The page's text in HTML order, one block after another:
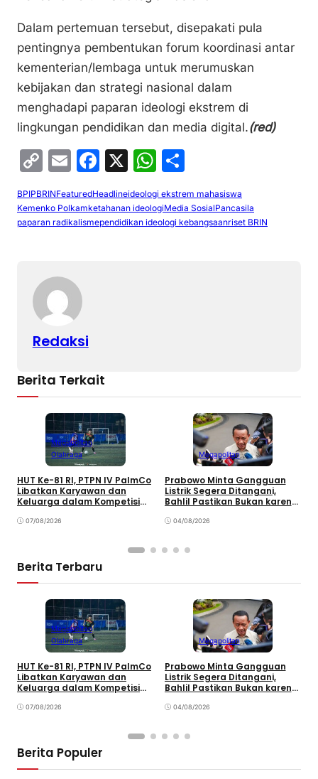
Dalam pertemuan tersebut, disepakati pula
pentingnya pembentukan forum koordinasi antar
kementerian/lembaga untuk merumuskan
kebijakan dan strategi nasional dalam
menghadapi paparan ideologi ekstrem di
lingkungan pendidikan dan media digital.(red)
C
o
p
y
n
k
E
m
ai
l
F
c
e
X
W
h
at
s
ar
e
BPIPBRINFeaturedHeadlineideologi ekstrem mahasiswa
Kemenko Polkamketahanan ideologiMedia SosialPancasila
paparan radikalismependidikan ideologi kebangsaanriset BRIN
Redaksi
Berita Terkait
Megapolitan
Olahraga
HUT Ke-81 RI, PTPN IV PalmCo
Libatkan Karyawan dan
Keluarga dalam Kompetisi
07/08/2026
Megapolitan
Prabowo Minta Gangguan
Listrik Segera Ditangani,
Bahlil Pastikan Bukan karena
04/08/2026
Berita Terbaru
Megapolitan
Olahraga
HUT Ke-81 RI, PTPN IV PalmCo
Libatkan Karyawan dan
Keluarga dalam Kompetisi
07/08/2026
Megapolitan
Prabowo Minta Gangguan
Listrik Segera Ditangani,
Bahlil Pastikan Bukan karena
04/08/2026
Berita Populer